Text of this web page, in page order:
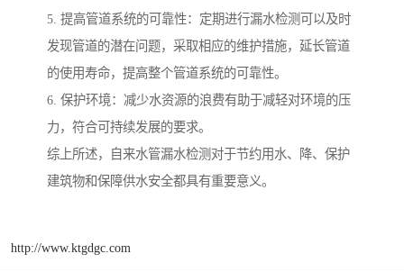
5. 提高管道系统的可靠性：定期进行漏水检测可以及时
发现管道的潜在问题，采取相应的维护措施，延长管道
的使用寿命，提高整个管道系统的可靠性。
6. 保护环境：减少水资源的浪费有助于减轻对环境的压
力，符合可持续发展的要求。
综上所述，自来水管漏水检测对于节约用水、降、保护
建筑物和保障供水安全都具有重要意义。
http://www.ktgdgc.com